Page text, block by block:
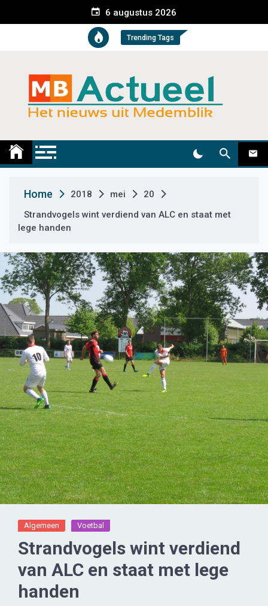
e
t
6 augustus 2026
Trending Tags
Medemblik Actueel
Home 2018 mei
20
Strandvogels wint verdiend van ALC en staat met
lege handen
Algemeen Voetbal
Strandvogels wint verdiend
van ALC en staat met lege
handen